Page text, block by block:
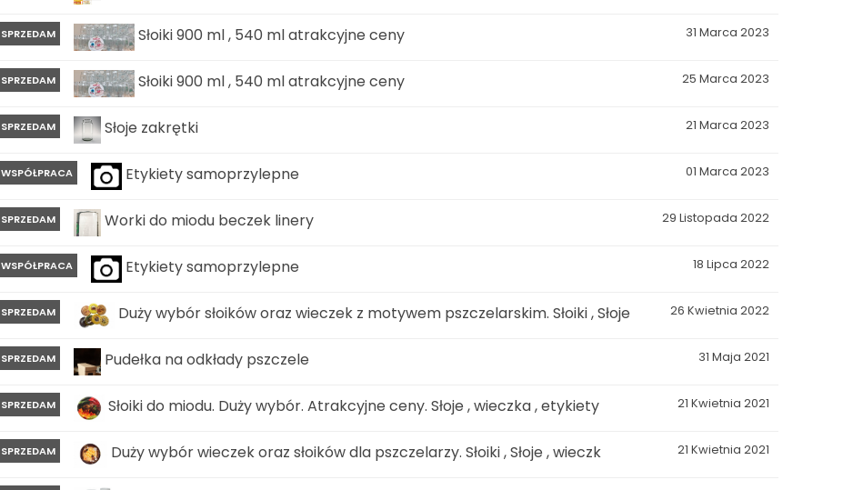
31 Marca 2023
SPRZEDAM Słoiki 900 ml , 540 ml atrakcyjne ceny
25 Marca 2023
SPRZEDAM Słoiki 900 ml , 540 ml atrakcyjne ceny
21 Marca 2023
SPRZEDAM Słoje zakrętki
01 Marca 2023
WSPÓŁPRACA Etykiety samoprzylepne
29 Listopada 2022
SPRZEDAM Worki do miodu beczek linery
18 Lipca 2022
WSPÓŁPRACA Etykiety samoprzylepne
26 Kwietnia 2022
SPRZEDAM Duży wybór słoików oraz wieczek z motywem pszczelarskim. Słoiki , Słoje
31 Maja 2021
SPRZEDAM Pudełka na odkłady pszczele
21 Kwietnia 2021
SPRZEDAM Słoiki do miodu. Duży wybór. Atrakcyjne ceny. Słoje , wieczka , etykiety
21 Kwietnia 2021
SPRZEDAM Duży wybór wieczek oraz słoików dla pszczelarzy. Słoiki , Słoje , wieczk